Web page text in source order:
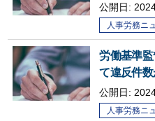
公開日:
人事労務ニ
労働基準
て違反件数
公開日:
人事労務ニ